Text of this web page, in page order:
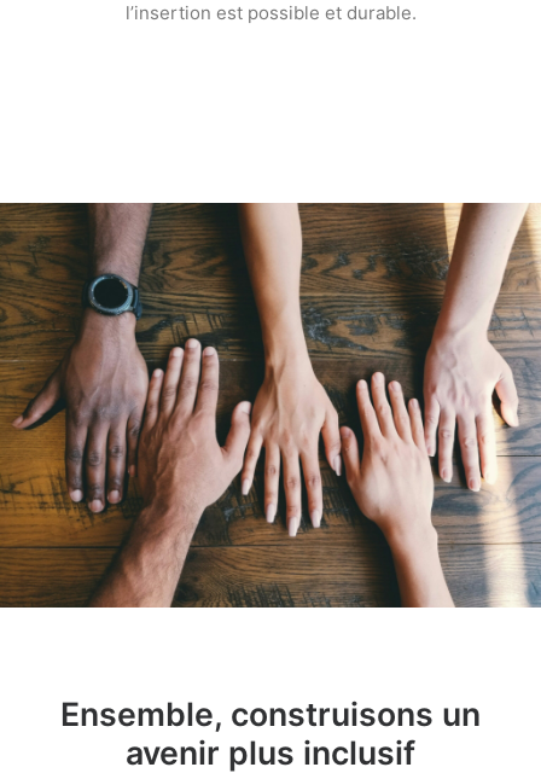
l’insertion est possible et durable.
Ensemble, construisons un
avenir plus inclusif